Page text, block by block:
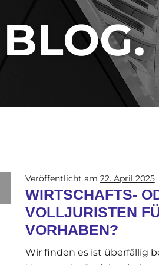
Veröffentlicht am 22. April 2025
WIRTSCHAFTS-
VOLLJURISTEN
VORHABEN?
Wir finden es ist überfällig